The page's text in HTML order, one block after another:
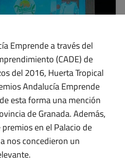
Emprende a través del
(CADE) de
del 2016, Huerta Tropical
Andalucía Emprende
esta forma una mención
de Granada. Además,
en el Palacio de
nos concedieron un